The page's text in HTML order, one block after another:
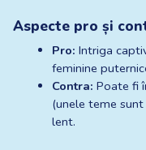
Aspecte pro și
Pro: Intriga
feminine
Contra: Poate fi
(unele teme
lent.